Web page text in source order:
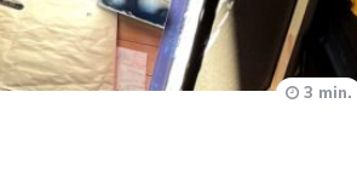
3 min.